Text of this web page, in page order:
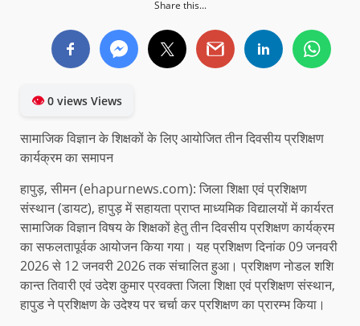
Share this...
👁0 views Views
सामाजिक विज्ञान के शिक्षकों के लिए आयोजित तीन दिवसीय प्रशिक्षण
कार्यक्रम का समापन
हापुड़, सीमन (ehapurnews.com): जिला शिक्षा एवं प्रशिक्षण
संस्थान (डायट), हापुड़ में सहायता प्राप्त माध्यमिक विद्यालयों में कार्यरत
सामाजिक विज्ञान विषय के शिक्षकों हेतु तीन दिवसीय प्रशिक्षण कार्यक्रम
का सफलतापूर्वक आयोजन किया गया। यह प्रशिक्षण दिनांक 09 जनवरी
2026 से 12 जनवरी 2026 तक संचालित हुआ। प्रशिक्षण नोडल शशि
कान्त तिवारी एवं उदेश कुमार प्रवक्ता जिला शिक्षा एवं प्रशिक्षण संस्थान,
हापुड ने प्रशिक्षण के उदेश्य पर चर्चा कर प्रशिक्षण का प्रारम्भ किया।